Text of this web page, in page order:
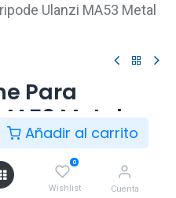
Añadir al carrito
0
Wishlist Cuenta
Ulanzi MA53 Metal
Para
Metal